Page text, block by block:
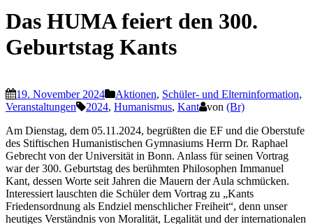
Das HUMA feiert den 300.
Geburtstag Kants
19. November 2024 Aktionen, Schüler- und Elterninformation,
Veranstaltungen
2024, Humanismus, Kant von (Br)
Am Dienstag, dem 05.11.2024, begrüßten die EF und die Oberstufe
des Stiftischen Humanistischen Gymnasiums Herrn Dr. Raphael
Gebrecht von der Universität in Bonn. Anlass für seinen Vortrag
war der 300. Geburtstag des berühmten Philosophen Immanuel
Kant, dessen Worte seit Jahren die Mauern der Aula schmücken.
Interessiert lauschten die Schüler dem Vortrag zu „Kants
Friedensordnung als Endziel menschlicher Freiheit“, denn unser
heutiges Verständnis von Moralität, Legalität und der internationalen